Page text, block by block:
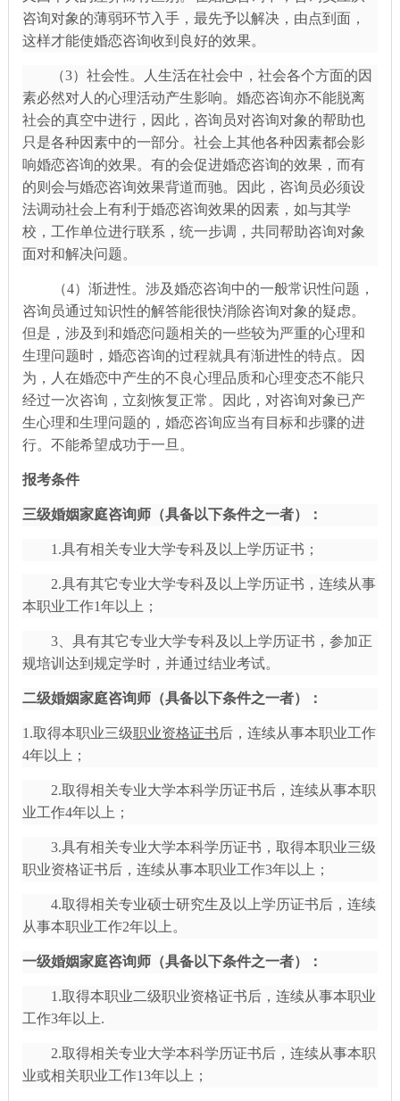
咨询对象的薄弱环节入手，最先予以解决，由点到面，
这样才能使婚恋咨询收到良好的效果。
（3）社会性。人生活在社会中，社会各个方面的因
素必然对人的心理活动产生影响。婚恋咨询亦不能脱离
社会的真空中进行，因此，咨询员对咨询对象的帮助也
只是各种因素中的一部分。社会上其他各种因素都会影
响婚恋咨询的效果。有的会促进婚恋咨询的效果，而有
的则会与婚恋咨询效果背道而驰。因此，咨询员必须设
法调动社会上有利于婚恋咨询效果的因素，如与其学
校，工作单位进行联系，统一步调，共同帮助咨询对象
面对和解决问题。
（4）渐进性。涉及婚恋咨询中的一般常识性问题，
咨询员通过知识性的解答能很快消除咨询对象的疑虑。
但是，涉及到和婚恋问题相关的一些较为严重的心理和
生理问题时，婚恋咨询的过程就具有渐进性的特点。因
为，人在婚恋中产生的不良心理品质和心理变态不能只
经过一次咨询，立刻恢复正常。因此，对咨询对象已产
生心理和生理问题的，婚恋咨询应当有目标和步骤的进
行。不能希望成功于一旦。
报考条件
三级婚姻家庭咨询师（具备以下条件之一者）：
1.具有相关专业大学专科及以上学历证书；
2.具有其它专业大学专科及以上学历证书，连续从事
本职业工作1年以上；
3、具有其它专业大学专科及以上学历证书，参加正
规培训达到规定学时，并通过结业考试。
二级婚姻家庭咨询师（具备以下条件之一者）：
1.取得本职业三级职业资格证书后，连续从事本职业工作
4年以上；
2.取得相关专业大学本科学历证书后，连续从事本职
业工作4年以上；
3.具有相关专业大学本科学历证书，取得本职业三级
职业资格证书后，连续从事本职业工作3年以上；
4.取得相关专业硕士研究生及以上学历证书后，连续
从事本职业工作2年以上。
一级婚姻家庭咨询师（具备以下条件之一者）：
1.取得本职业二级职业资格证书后，连续从事本职业
工作3年以上.
2.取得相关专业大学本科学历证书后，连续从事本职
业或相关职业工作13年以上；